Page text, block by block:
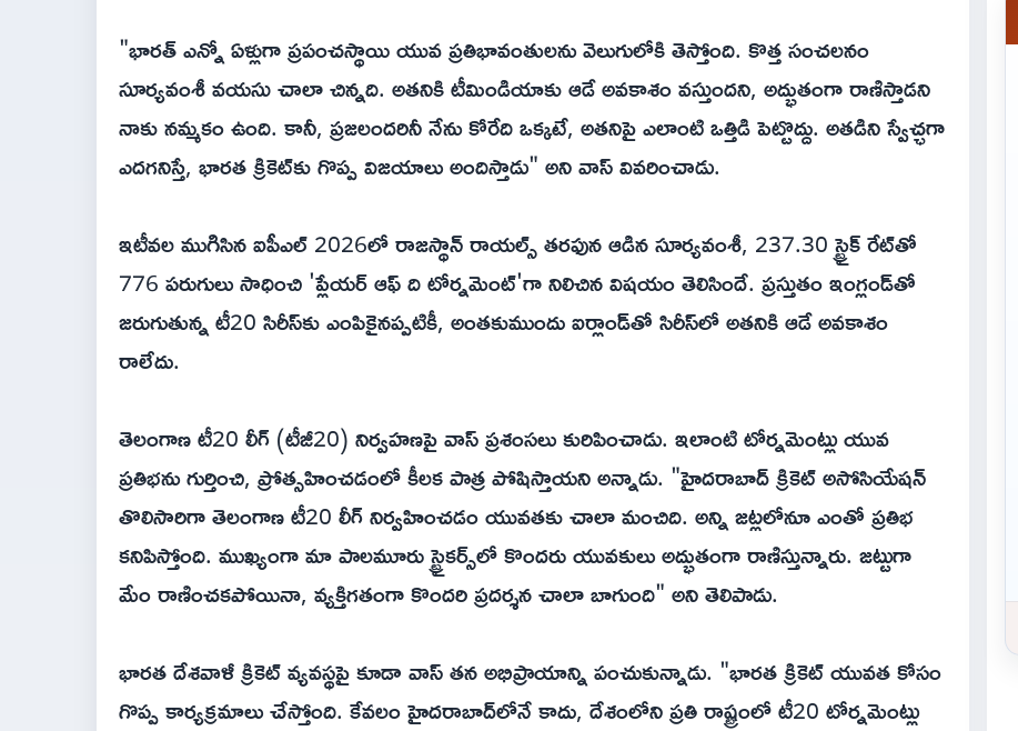
"భారత్ ఎన్నో ఏళ్లుగా ప్రపంచస్థాయి యువ ప్రతిభావంతులను వెలుగులోకి తెస్తోంది. కొత్త సంచలనం
సూర్యవంశీ వయసు చాలా చిన్నది. అతనికి టీమిండియాకు ఆడే అవకాశం వస్తుందని, అద్భుతంగా రాణిస్తాడని
నాకు నమ్మకం ఉంది. కానీ, ప్రజలందరినీ నేను కోరేది ఒక్కటే, అతనిపై ఎలాంటి ఒత్తిడి పెట్టొద్దు. అతడిని స్వేచ్ఛగా
ఎదగనిస్తే, భారత క్రికెట్‌కు గొప్ప విజయాలు అందిస్తాడు" అని వాస్ వివరించాడు.
ఇటీవల ముగిసిన ఐపీఎల్ 2026లో రాజస్థాన్ రాయల్స్ తరఫున ఆడిన సూర్యవంశీ, 237.30 స్ట్రైక్ రేట్‌తో
776 పరుగులు సాధించి 'ప్లేయర్ ఆఫ్ ది టోర్నమెంట్‌'గా నిలిచిన విషయం తెలిసిందే. ప్రస్తుతం ఇంగ్లండ్‌తో
జరుగుతున్న టీ20 సిరీస్‌కు ఎంపికైనప్పటికీ, అంతకుముందు ఐర్లాండ్‌తో సిరీస్‌లో అతనికి ఆడే అవకాశం
రాలేదు.
తెలంగాణ టీ20 లీగ్ (టీజీ20) నిర్వహణపై వాస్ ప్రశంసలు కురిపించాడు. ఇలాంటి టోర్నమెంట్లు యువ
ప్రతిభను గుర్తించి, ప్రోత్సహించడంలో కీలక పాత్ర పోషిస్తాయని అన్నాడు. "హైదరాబాద్ క్రికెట్ అసోసియేషన్
తొలిసారిగా తెలంగాణ టీ20 లీగ్ నిర్వహించడం యువతకు చాలా మంచిది. అన్ని జట్లలోనూ ఎంతో ప్రతిభ
కనిపిస్తోంది. ముఖ్యంగా మా పాలమూరు స్ట్రైకర్స్‌లో కొందరు యువకులు అద్భుతంగా రాణిస్తున్నారు. జట్టుగా
మేం రాణించకపోయినా, వ్యక్తిగతంగా కొందరి ప్రదర్శన చాలా బాగుంది" అని తెలిపాడు.
భారత దేశవాళీ క్రికెట్ వ్యవస్థపై కూడా వాస్ తన అభిప్రాయాన్ని పంచుకున్నాడు. "భారత క్రికెట్ యువత కోసం
గొప్ప కార్యక్రమాలు చేస్తోంది. కేవలం హైదరాబాద్‌లోనే కాదు, దేశంలోని ప్రతి రాష్ట్రంలో టీ20 టోర్నమెంట్లు